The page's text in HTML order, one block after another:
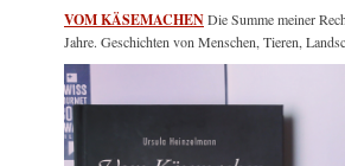
VOM KÄSEMACHENDie Summe meiner
Jahre. Geschichten von Menschen, Tieren,